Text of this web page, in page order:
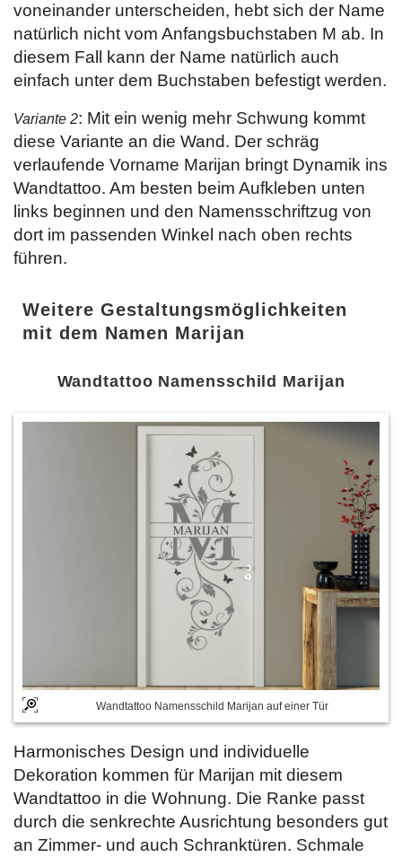
voneinander unterscheiden, hebt sich der Name
natürlich nicht vom Anfangsbuchstaben M ab. In
diesem Fall kann der Name natürlich auch
einfach unter dem Buchstaben befestigt werden.
Variante 2: Mit ein wenig mehr Schwung kommt
diese Variante an die Wand. Der schräg
verlaufende Vorname Marijan bringt Dynamik ins
Wandtattoo. Am besten beim Aufkleben unten
links beginnen und den Namensschriftzug von
dort im passenden Winkel nach oben rechts
führen.
Weitere Gestaltungsmöglichkeiten
mit dem Namen Marijan
Wandtattoo Namensschild Marijan
Wandtattoo Namensschild Marijan auf einer Tür
Harmonisches Design und individuelle
Dekoration kommen für Marijan mit diesem
Wandtattoo in die Wohnung. Die Ranke passt
durch die senkrechte Ausrichtung besonders gut
an Zimmer- und auch Schranktüren. Schmale